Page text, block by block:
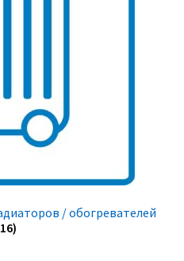
/ обогревателей